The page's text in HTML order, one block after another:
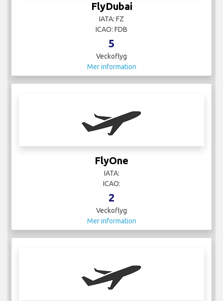
FlyDubai
IATA: FZ
ICAO: FDB
5
Veckoflyg
Mer information
FlyOne
IATA:
ICAO:
2
Veckoflyg
Mer information